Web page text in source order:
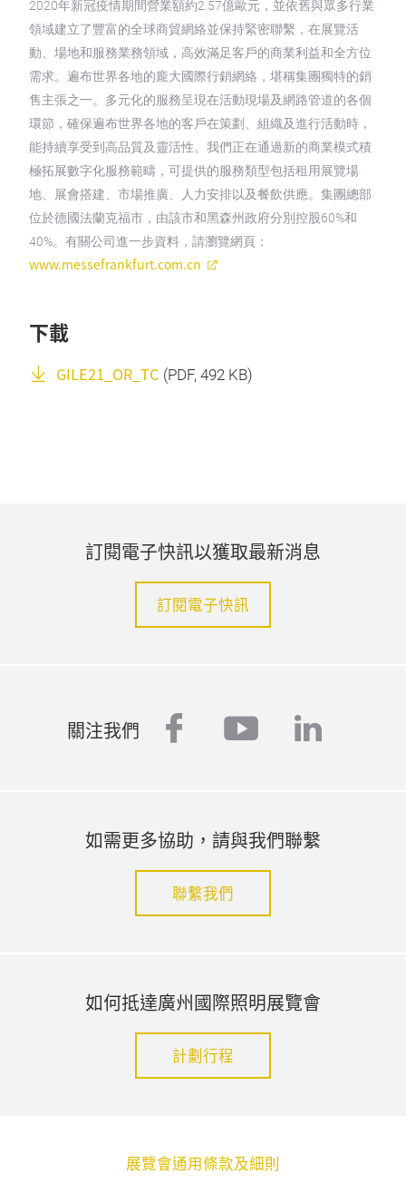
2020年新冠疫情期間營業額約2.57億歐元，並依舊與眾多行業
領域建立了豐富的全球商貿網絡並保持緊密聯繫，在展覽活
動、場地和服務業務領域，高效滿足客戶的商業利益和全方位
需求。遍布世界各地的龐大國際行銷網絡，堪稱集團獨特的銷
售主張之一。多元化的服務呈現在活動現場及網路管道的各個
環節，確保遍布世界各地的客戶在策劃、組織及進行活動時，
能持續享受到高品質及靈活性。我們正在通過新的商業模式積
極拓展數字化服務範疇，可提供的服務類型包括租用展覽場
地、展會搭建、市場推廣、人力安排以及餐飲供應。集團總部
位於德國法蘭克福市，由該市和黑森州政府分別控股60%和
40%。有關公司進一步資料，請瀏覽網頁：
www.messefrankfurt.com.cn
下載
GILE21_OR_TC (PDF, 492 KB)
訂閱電子快訊以獲取最新消息
訂閱電子快訊
關注我們 facebook
youtube
如需更多協助，請與我們聯繫
聯繫我們
如何抵達廣州國際照明展覽會
計劃行程
展覽會通用條款及細則